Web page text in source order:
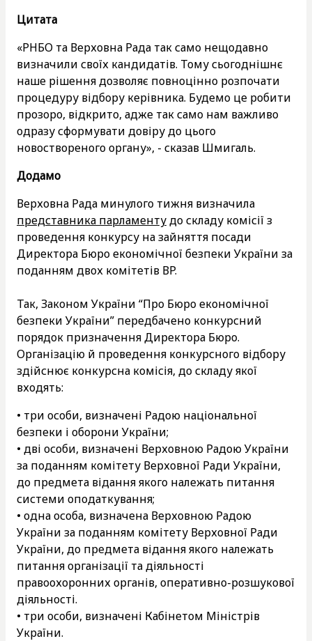
Цитата
«РНБО та Верховна Рада так само нещодавно
визначили своїх кандидатів. Тому сьогоднішнє
наше рішення дозволяє повноцінно розпочати
процедуру відбору керівника. Будемо це робити
прозоро, відкрито, адже так само нам важливо
одразу сформувати довіру до цього
новоствореного органу», - сказав Шмигаль.
Додамо
Верховна Рада минулого тижня визначила
представника парламентудо складу комісії з
проведення конкурсу на зайняття посади
Директора Бюро економічної безпеки України за
поданням двох комітетів ВР.
Так, Законом України “Про Бюро економічної
безпеки України” передбачено конкурсний
порядок призначення Директора Бюро.
Організацію й проведення конкурсного відбору
здійснює конкурсна комісія, до складу якої
входять:
• три особи, визначені Радою національної
безпеки і оборони України;
• дві особи, визначені Верховною Радою України
за поданням комітету Верховної Ради України,
до предмета відання якого належать питання
системи оподаткування;
• одна особа, визначена Верховною Радою
України за поданням комітету Верховної Ради
України, до предмета відання якого належать
питання організації та діяльності
правоохоронних органів, оперативно-розшукової
діяльності.
• три особи, визначені Кабінетом Міністрів
України.